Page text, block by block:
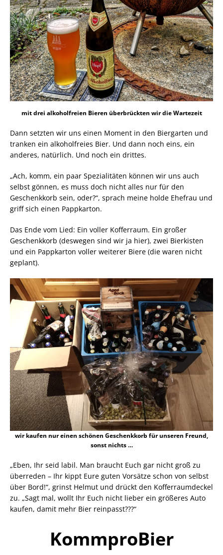
mit drei alkoholfreien Bieren überbrückten wir die Wartezeit
Dann setzten wir uns einen Moment in den Biergarten und
tranken ein alkoholfreies Bier. Und dann noch eins, ein
anderes, natürlich. Und noch ein drittes.
„Ach, komm, ein paar Spezialitäten können wir uns auch
selbst gönnen, es muss doch nicht alles nur für den
Geschenkkorb sein, oder?“, sprach meine holde Ehefrau und
griff sich einen Pappkarton.
Das Ende vom Lied: Ein voller Kofferraum. Ein großer
Geschenkkorb (deswegen sind wir ja hier), zwei Bierkisten
und ein Pappkarton voller weiterer Biere (die waren nicht
geplant).
wir kaufen nur einen schönen Geschenkkorb für unseren Freund,
sonst nichts …
„Eben, Ihr seid labil. Man braucht Euch gar nicht groß zu
überreden – Ihr kippt Eure guten Vorsätze schon von selbst
über Bord!“, grinst Helmut und drückt den Kofferraumdeckel
zu. „Sagt mal, wollt Ihr Euch nicht lieber ein größeres Auto
kaufen, damit mehr Bier reinpasst???“
KommproBier